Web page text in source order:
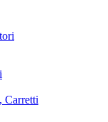
Carretti